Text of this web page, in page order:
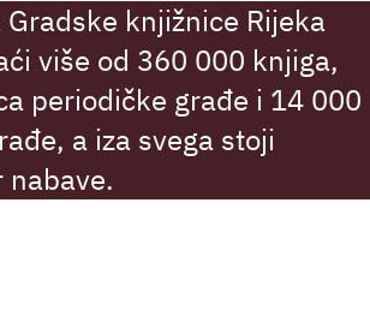
knjižnice Rijeka
više od 360 000 knjiga,
periodičke građe i 14 000
a iza svega stoji
nabave.